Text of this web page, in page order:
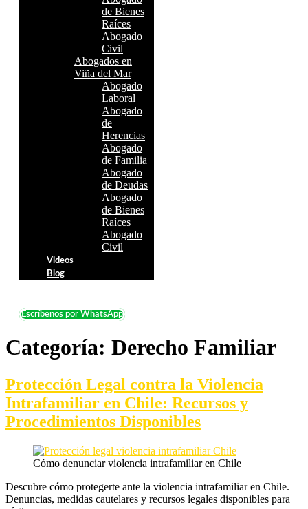
de Bienes
Raíces
Abogado
Civil
Abogados en
Viña del Mar
Abogado
Laboral
Abogado
de
Herencias
Abogado
de Familia
Abogado
de Deudas
Abogado
de Bienes
Raíces
Abogado
Civil
Videos
Blog
Escríbenos por WhatsApp
Categoría: Derecho Familiar
Protección Legal contra la Violencia
Intrafamiliar en Chile: Recursos y
Procedimientos Disponibles
Cómo denunciar violencia intrafamiliar en Chile
Descubre cómo protegerte ante la violencia intrafamiliar en Chile.
Denuncias, medidas cautelares y recursos legales disponibles para